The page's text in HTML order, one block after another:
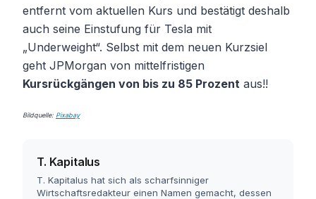
entfernt vom aktuellen Kurs und bestätigt deshalb
auch seine Einstufung für Tesla mit
„Underweight“. Selbst mit dem neuen Kurzsiel
geht JPMorgan von mittelfristigen
Kursrückgängen von bis zu 85 Prozent aus!!
Bildquelle: Pixabay
T. Kapitalus
T. Kapitalus hat sich als scharfsinniger
Wirtschaftsredakteur einen Namen gemacht, dessen